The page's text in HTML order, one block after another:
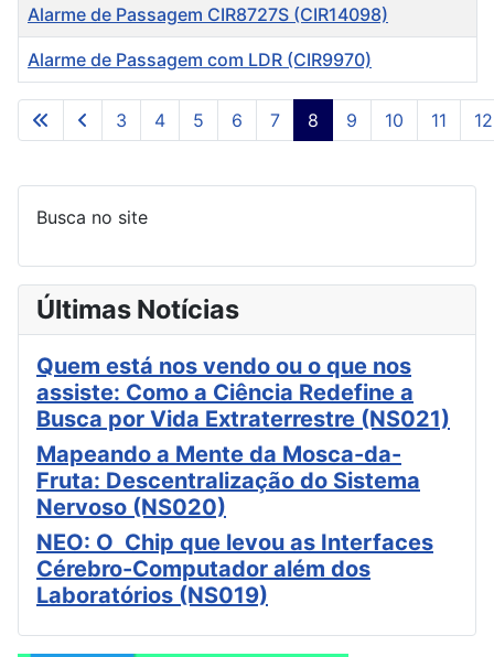
Artigos
Alarme de Passagem CIR8727S (CIR14098)
Alarme de Passagem com LDR (CIR9970)
Página 8 de 253
3 4 5 6 7 8 9 10 11 12
Busca no site
Últimas Notícias
Quem está nos vendo ou o que nos
assiste: Como a Ciência Redefine a
Busca por Vida Extraterrestre (NS021)
Mapeando a Mente da Mosca-da-
Fruta: Descentralização do Sistema
Nervoso (NS020)
NEO: O Chip que levou as Interfaces
Cérebro-Computador além dos
Laboratórios (NS019)